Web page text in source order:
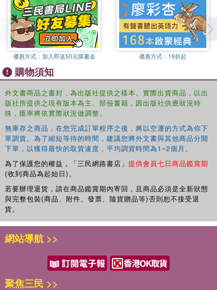
and collective action is required from the regions
governments.
Against the backdrop of debate on how to understand
Northeast Asia as a "region," Park focuses on the major
regional economies of China, Japan, and South Korea,
along with Russia, North Korea, and the Republic of
Mongolia, due to both their geopolitical proximity and their
significance to the region. The author attempts to answer
cooperation progressed in Northeast Asia?"; and "Why are
Northeast Asian countries reluctant to cooperate further
on urgent transboundary and regional environmental
issues?"
優惠方式： 加入即送50元購書金 優惠方式： 19折起
購物須知
外文書商品之書封，為出版社提供之樣本。實際出貨商品，以出
版社所提供之現有版本為主。部份書籍，因出版社供應狀況特
殊，匯率將依實際狀況做調整。
無庫存之商品，在您完成訂單程序之後，將以空運的方式為你下
單調貨。為了縮短等待的時間，建議您將外文書與其他商品分開
下單，以獲得最快的取貨速度，平均調貨時間為1~2個月。
為了保護您的權益，「三民網路書店」 提供會員七日商品鑑賞期
(收到商品為起始日)。
若要辦理退貨，請在商品鑑賞期內寄回，且商品必須是全新狀態
與完整包裝(商品、附件、發票、隨貨贈品等)否則恕不接受退
貨。
網站導航 >>
聚焦三民 >>